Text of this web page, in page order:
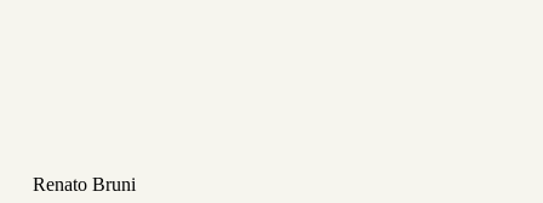
Renato Bruni